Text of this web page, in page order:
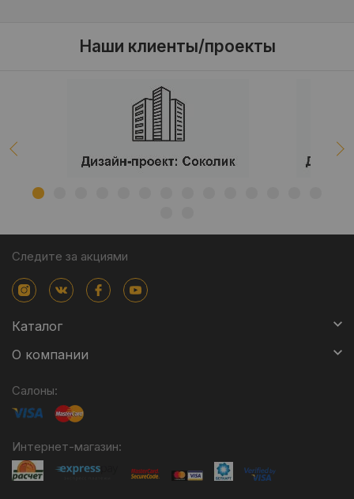
Наши клиенты/проекты
Следите за акциями
Каталог
О компании
Салоны:
Интернет-магазин: